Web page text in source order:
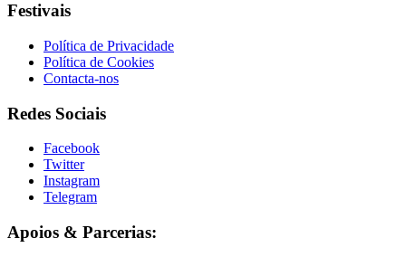
Festivais
Política de Privacidade
Política de Cookies
Contacta-nos
Redes Sociais
Facebook
Twitter
Instagram
Telegram
Apoios & Parcerias: